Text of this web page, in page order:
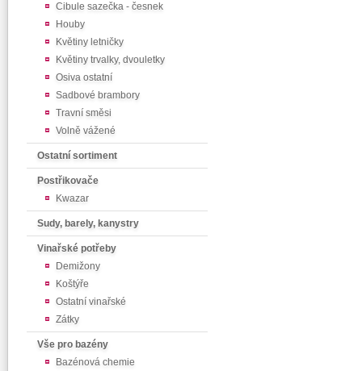
Cibule sazečka - česnek
Houby
Květiny letničky
Květiny trvalky, dvouletky
Osiva ostatní
Sadbové brambory
Travní směsi
Volně vážené
Ostatní sortiment
Postřikovače
Kwazar
Sudy, barely, kanystry
Vinařské potřeby
Demižony
Koštýře
Ostatní vinařské
Zátky
Vše pro bazény
Bazénová chemie